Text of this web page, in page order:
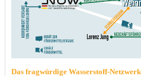
Das fragwürdige Wasserstoff-